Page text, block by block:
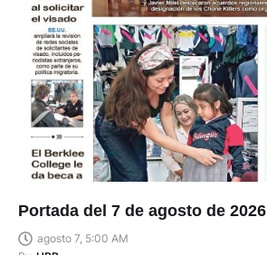
Portada del 7 de agosto de 2026
agosto 7, 5:00 AM